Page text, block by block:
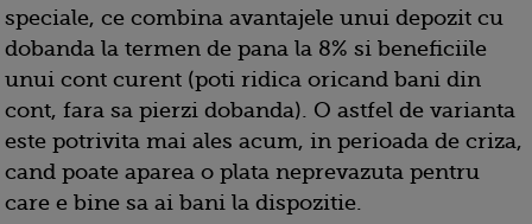
speciale, ce combina avantajele unui depozit cu
dobanda la termen de pana la 8% si beneficiile
unui cont curent (poti ridica oricand bani din
cont, fara sa pierzi dobanda). O astfel de varianta
este potrivita mai ales acum, in perioada de criza,
cand poate aparea o plata neprevazuta pentru
care e bine sa ai bani la dispozitie.